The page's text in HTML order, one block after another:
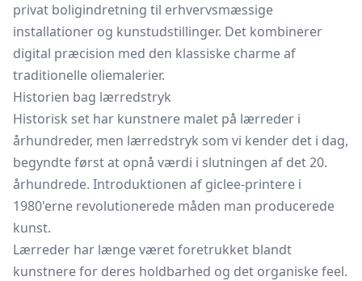
privat boligindretning til erhvervsmæssige
installationer og kunstudstillinger. Det kombinerer
digital præcision med den klassiske charme af
traditionelle oliemalerier.
Historien bag lærredstryk
Historisk set har kunstnere malet på lærreder i
århundreder, men lærredstryk som vi kender det i dag,
begyndte først at opnå værdi i slutningen af det 20.
århundrede. Introduktionen af giclee-printere i
1980'erne revolutionerede måden man producerede
kunst.
Lærreder har længe været foretrukket blandt
kunstnere for deres holdbarhed og det organiske feel.